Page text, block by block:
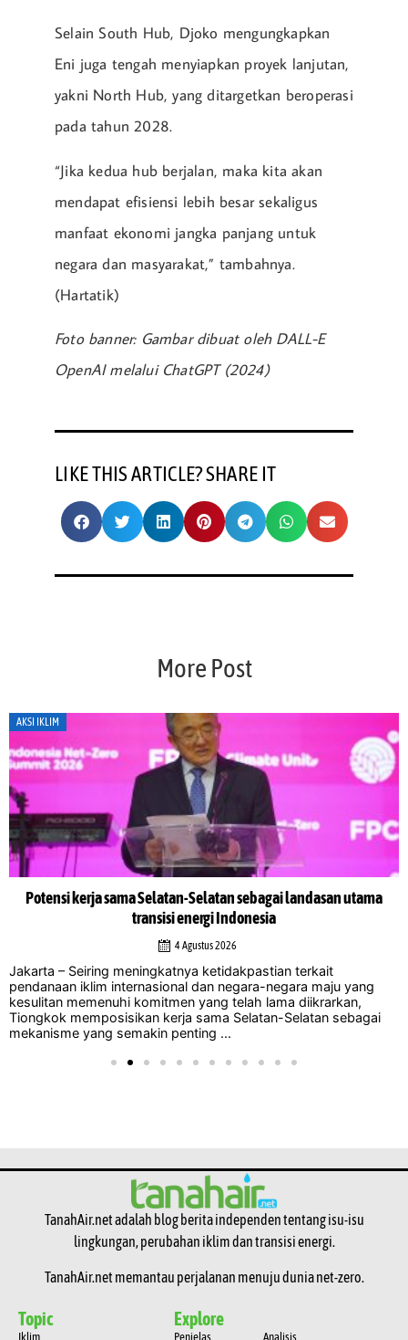
Selain South Hub, Djoko mengungkapkan
Eni juga tengah menyiapkan proyek lanjutan,
yakni North Hub, yang ditargetkan beroperasi
pada tahun 2028.
“Jika kedua hub berjalan, maka kita akan
mendapat efisiensi lebih besar sekaligus
manfaat ekonomi jangka panjang untuk
negara dan masyarakat,” tambahnya.
(Hartatik)
Foto banner: Gambar dibuat oleh DALL-E
OpenAI melalui ChatGPT (2024)
LIKE THIS ARTICLE? SHARE IT
More Post
AKSI IKLIM
Potensi kerja sama Selatan-Selatan sebagai landasan utama
transisi energi Indonesia
4 Agustus 2026
Jakarta – Seiring meningkatnya ketidakpastian terkait
pendanaan iklim internasional dan negara-negara maju yang
kesulitan memenuhi komitmen yang telah lama diikrarkan,
Tiongkok memposisikan kerja sama Selatan-Selatan sebagai
mekanisme yang semakin penting ...
TanahAir.net adalah blog berita independen tentang isu-isu
lingkungan, perubahan iklim dan transisi energi.
TanahAir.net memantau perjalanan menuju dunia net-zero.
Topic
Iklim
Explore
Penjelas Analisis